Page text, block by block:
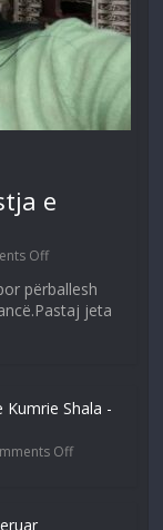
e
Off
përballesh
jeta
Shala -
Off